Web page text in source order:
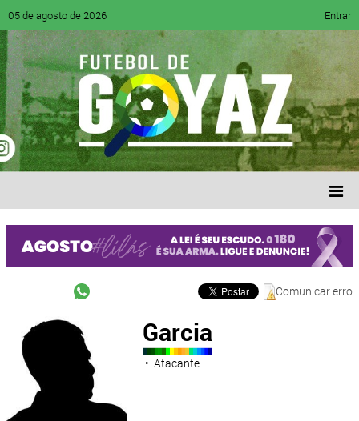
05 de agosto de 2026 Entrar
Comunicar erro
Garcia
• Atacante